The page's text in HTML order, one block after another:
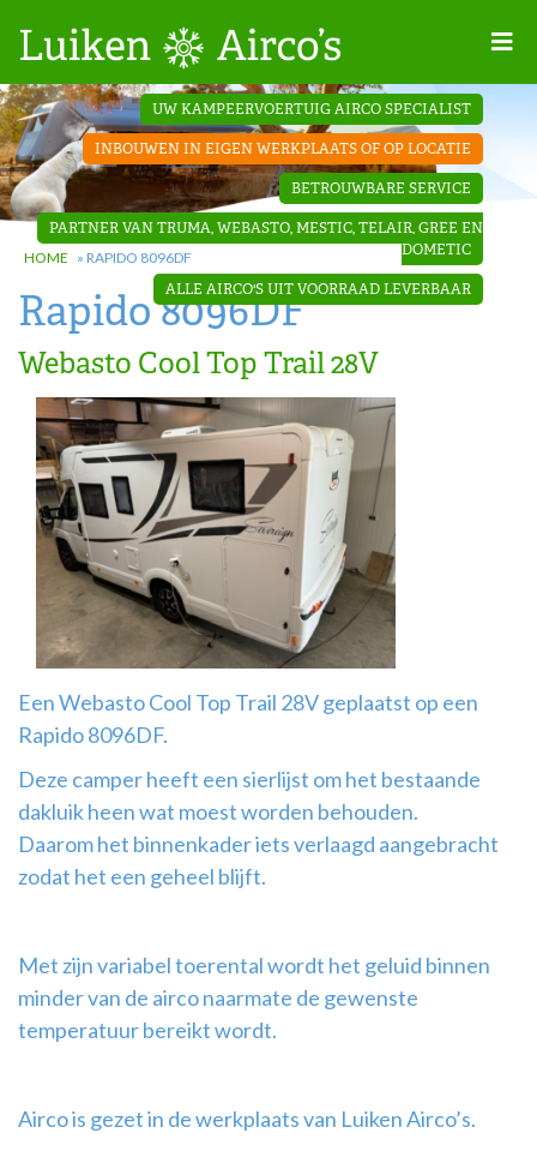
Projecten
Contact
Dakopbouw
airco’s
‘Onder de
bank’ airco’s
‘Teleco
Ultra
Comfort ‘
airco
montage
UW KAMPEERVOERTUIG AIRCO SPECIALIST
INBOUWEN IN EIGEN WERKPLAATS OF OP LOCATIE
BETROUWBARE SERVICE
PARTNER VAN TRUMA, WEBASTO, MESTIC, TELAIR, GREE EN
DOMETIC
ALLE AIRCO'S UIT VOORRAAD LEVERBAAR
HOME » RAPIDO 8096DF
Rapido 8096DF
Webasto Cool Top Trail 28V
Een Webasto Cool Top Trail 28V geplaatst op een
Rapido 8096DF.
Deze camper heeft een sierlijst om het bestaande
dakluik heen wat moest worden behouden.
Daarom het binnenkader iets verlaagd aangebracht
zodat het een geheel blijft.
Met zijn variabel toerental wordt het geluid binnen
minder van de airco naarmate de gewenste
temperatuur bereikt wordt.
Airco is gezet in de werkplaats van Luiken Airco’s.